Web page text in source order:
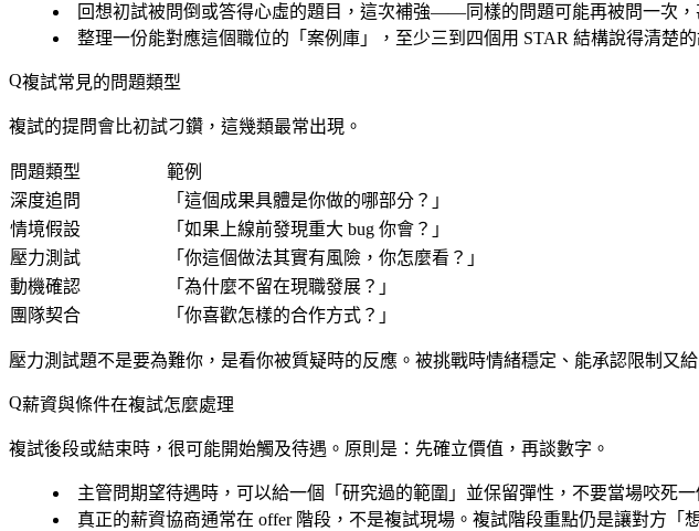
回想初試被問倒或答得心虛的題目，這次補強——同樣的問題可能再被問一次，
整理一份能對應這個職位的「案例庫」，至少三到四個用 STAR 結構說得清楚
複試常見的問題類型
複試的提問會比初試刁鑽，這幾類最常出現。
問題類型 範例
深度追問
「這個成果具體是你做的哪部分？」
情境假設
「如果上線前發現重大 bug 你會？」
壓力測試
「你這個做法其實有風險，你怎麼看？」
動機確認
「為什麼不留在現職發展？」
團隊契合
「你喜歡怎樣的合作方式？」
壓力測試題不是要為難你，是看你被質疑時的反應。被挑戰時情緒穩定、能承認限制又
薪資與條件在複試怎麼處理
複試後段或結束時，很可能開始觸及待遇。原則是：先確立價值，再談數字。
主管問期望待遇時，可以給一個「研究過的範圍」並保留彈性，不要當場咬死
真正的薪資協商通常在 offer 階段，不是複試現場。複試階段重點仍是讓對方「